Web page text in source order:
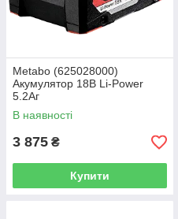
Metabo (625028000)
Акумулятор 18В Li-Power
5.2Аг
В наявності
3 875 ₴
Купити